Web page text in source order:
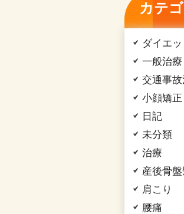
カテ
ダイエッ
一般治療
交通事故
小顔矯正
日記
未分類
治療
産後骨
肩こり
腰痛